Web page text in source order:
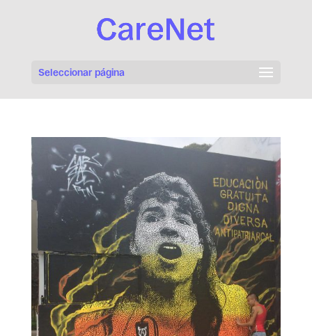
Seleccionar página